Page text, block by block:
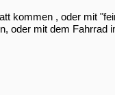
kommen , oder mit
oder mit dem